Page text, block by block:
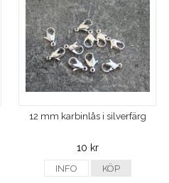
12 mm karbinlås i silverfärg
10 kr
INFO KÖP